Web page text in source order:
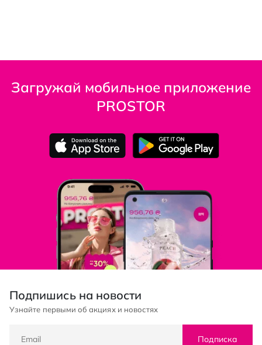
Загружай мобильное приложение
PROSTOR
Подпишись на новости
Узнайте первыми об акциях и новостях
Подписка